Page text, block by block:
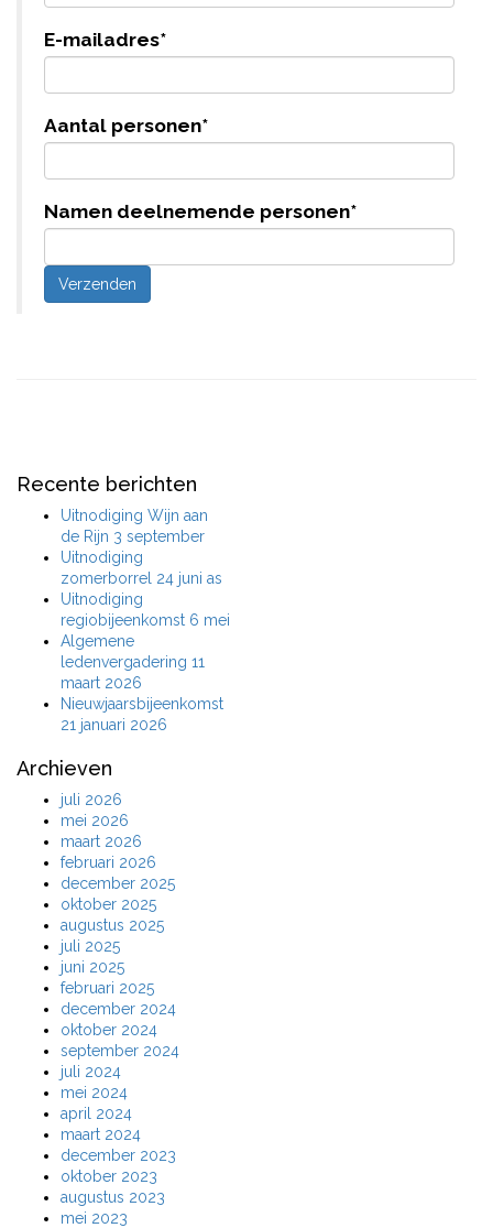
E-mailadres*
Aantal personen*
Namen deelnemende personen*
Recente berichten
Uitnodiging Wijn aan
de Rijn 3 september
Uitnodiging
zomerborrel 24 juni as
Uitnodiging
regiobijeenkomst 6 mei
Algemene
ledenvergadering 11
maart 2026
Nieuwjaarsbijeenkomst
21 januari 2026
Archieven
juli 2026
mei 2026
maart 2026
februari 2026
december 2025
oktober 2025
augustus 2025
juli 2025
juni 2025
februari 2025
december 2024
oktober 2024
september 2024
juli 2024
mei 2024
april 2024
maart 2024
december 2023
oktober 2023
augustus 2023
mei 2023